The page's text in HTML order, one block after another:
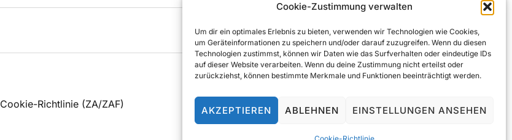
Cookie-Zustimmung verwalten
Um dir ein optimales Erlebnis zu bieten, verwenden wir Technologien wie Cookies,
um Geräteinformationen zu speichern und/oder darauf zuzugreifen. Wenn du diesen
Technologien zustimmst, können wir Daten wie das Surfverhalten oder eindeutige IDs
auf dieser Website verarbeiten. Wenn du deine Zustimmung nicht erteilst oder
zurückziehst, können bestimmte Merkmale und Funktionen beeinträchtigt werden.
AKZEPTIEREN ABLEHNEN EINSTELLUNGEN ANSEHEN
Cookie-Richtlinie (ZA/ZAF)
© 2025 All Rights Reserved